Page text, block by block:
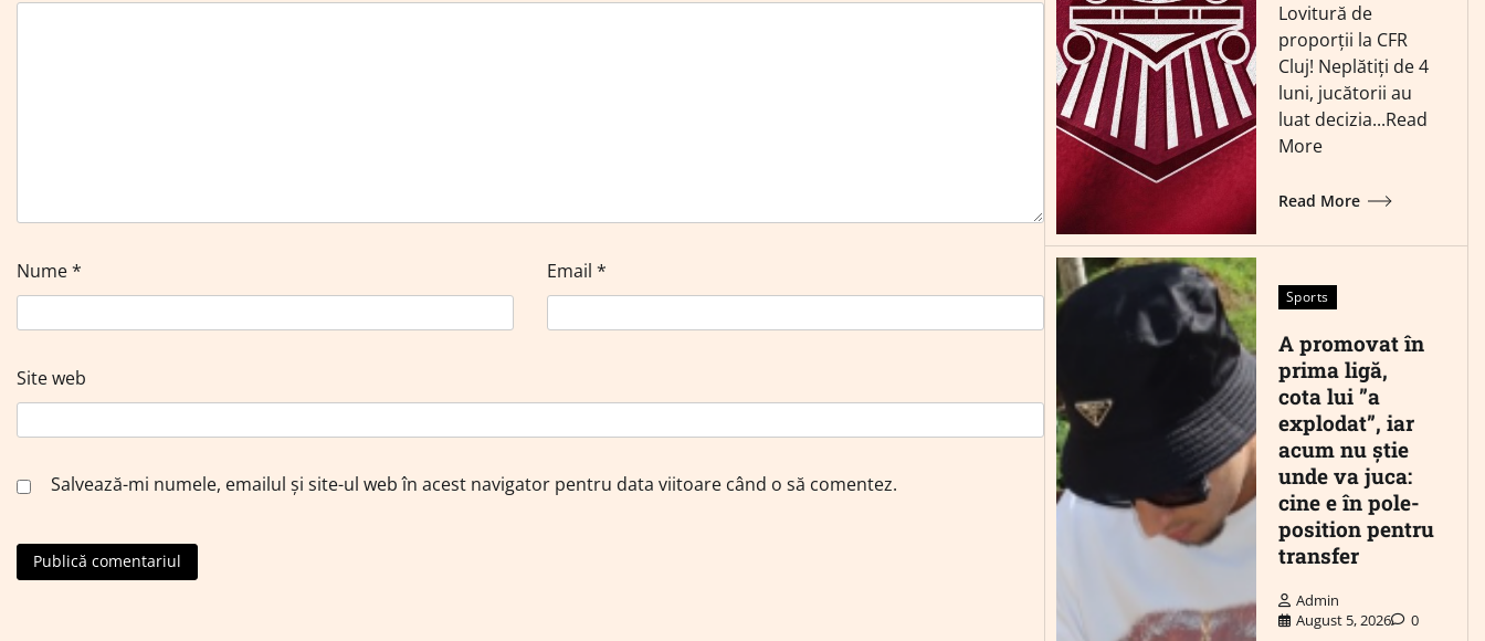
Nume* Email *
Site web
Salvează-mi numele, emailul și site-ul web în acest navigator pentru data viitoare când o să comentez.
Lovitură de
proporții la CFR
Cluj! Neplătiți de 4
luni, jucătorii au
luat decizia...Read
More
Read More
Sports
A promovat în
prima ligă,
cota lui ”a
explodat”, iar
acum nu știe
unde va juca:
cine e în pole-
position pentru
transfer
Admin
August 5, 2026
0